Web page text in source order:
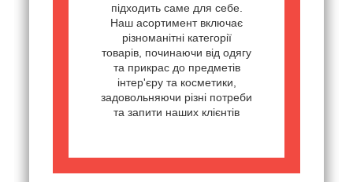
підходить саме для себе.
Наш асортимент включає
різноманітні категорії
товарів, починаючи від одягу
та прикрас до предметів
інтер'єру та косметики,
задовольняючи різні потреби
та запити наших клієнтів